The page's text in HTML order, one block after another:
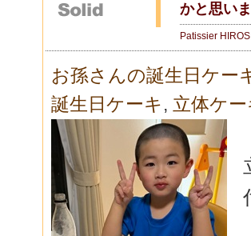
かと思い
Patissier
お孫さんの誕生日ケー
誕生日ケーキ , 立体ケー